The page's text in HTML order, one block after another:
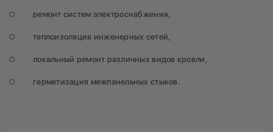
ремонт систем электроснабжения,
теплоизоляция инженерных сетей,
локальный ремонт различных видов кровли,
герметизация межпанельных стыков.